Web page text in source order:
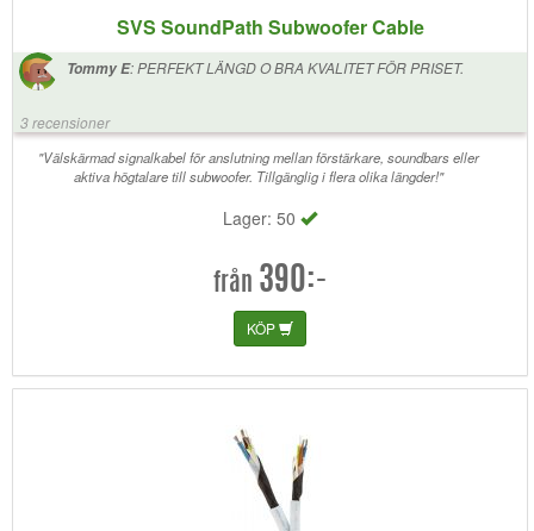
SVS SoundPath Subwoofer Cable
Tommy E:PERFEKT LÄNGD O BRA KVALITET FÖR PRISET.
3 recensioner
"Välskärmad signalkabel för anslutning mellan förstärkare, soundbars eller
aktiva högtalare till subwoofer. Tillgänglig i flera olika längder!"
Lager: 50
från 390:-
KÖP